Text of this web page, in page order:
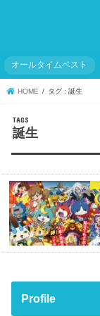
オールタイムベスト
HOME タグ : 誕生
誕生
Profile